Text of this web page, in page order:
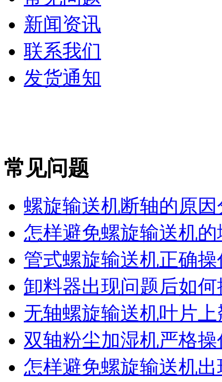
新闻资讯
联系我们
发货通知
常见问题
螺旋输送机断轴的原因
怎样避免螺旋输送机
管式螺旋输送机正确
卸料器出现问题后如何
无轴螺旋输送机叶片
双轴粉尘加湿机严格操
怎样避免螺旋输送机